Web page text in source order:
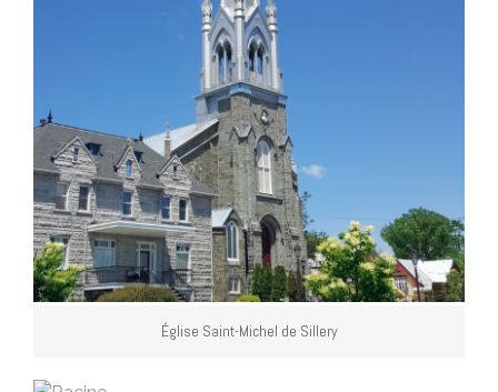
Église Saint-Michel de Sillery